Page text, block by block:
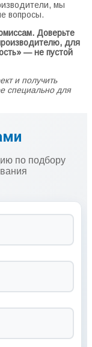
мы
вопросы.
Доверьте
для
— не пустой
и получить
специально для
по подбору